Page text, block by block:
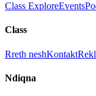
Class ExploreEvents
Class
Rreth neshKontakt
Ndiqna